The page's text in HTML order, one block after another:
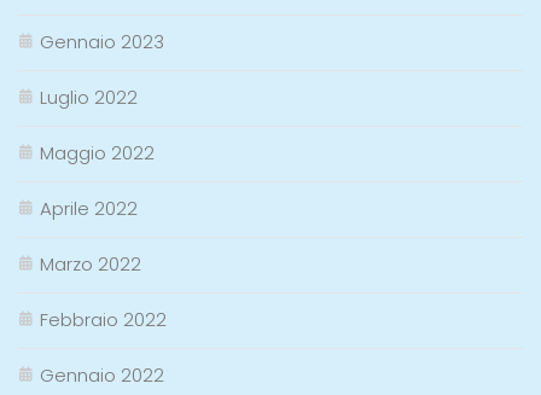
Gennaio 2023
Luglio 2022
Maggio 2022
Aprile 2022
Marzo 2022
Febbraio 2022
Gennaio 2022